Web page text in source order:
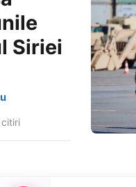
Siriei